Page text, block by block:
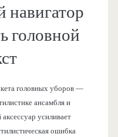
навигатор
головной
головных уборов —
ансамбля и
усиливает
ошибка